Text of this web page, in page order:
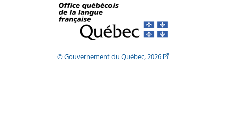
© Gouvernement du Québec, 2026(Cet hyperlien